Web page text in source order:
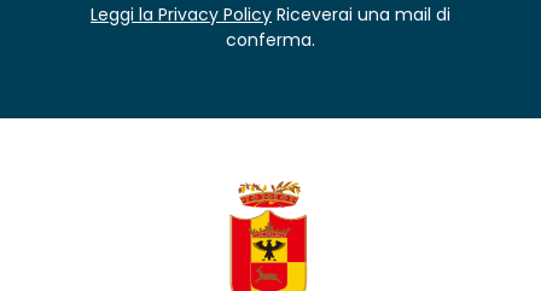
Leggi la Privacy Policy Riceverai una mail di
conferma.